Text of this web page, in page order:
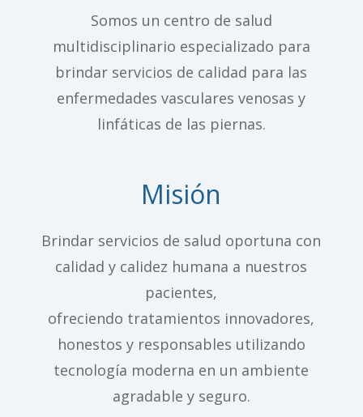
Somos un centro de salud
multidisciplinario especializado para
brindar servicios de calidad para las
enfermedades vasculares venosas y
linfáticas de las piernas.
Misión
Brindar servicios de salud oportuna con
calidad y calidez humana a nuestros
pacientes,
ofreciendo tratamientos innovadores,
honestos y responsables utilizando
tecnología moderna en un ambiente
agradable y seguro.